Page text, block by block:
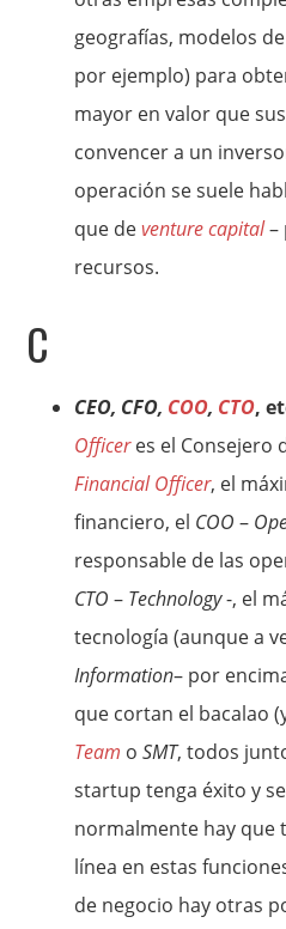
geografías, modelos
por ejemplo) para
mayor en valor que
convencer a un
operación se suele
que deventure capital–
recursos.
C
CEO, CFO, COO, CTO,
Officer es el Consejero
Financial Officer, el
financiero, el COO –
responsable de las
CTO – Technology-, el
tecnología (aunque a
Information– por
que cortan el bacalao
Team oSMT, todos
startup tenga éxito y
normalmente hay que
línea en estas
de negocio hay otras